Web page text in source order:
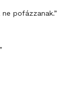
pofázzanak.”